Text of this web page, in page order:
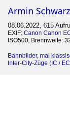
Armin Schwarz
08.06.2022, 615
EXIF: Canon Canon
ISO500, Brennweite:
Bahnbilder, mal
Inter-City-Züge (IC /